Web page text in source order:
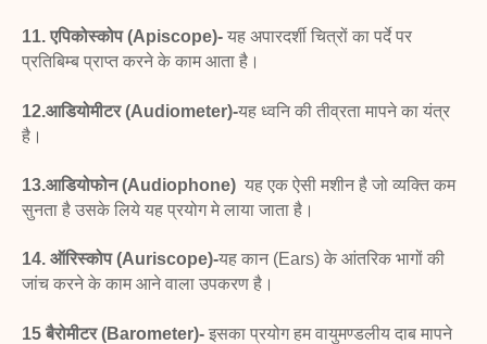
11. एपिकोस्कोप (Apiscope)- यह अपारदर्शी चित्रों का पर्दे पर
प्रतिबिम्ब प्राप्त करने के काम आता है।
12.आडियोमीटर (Audiometer)-यह ध्वनि की तीव्रता मापने का यंत्र
है।
13.आडियोफोन (Audiophone) यह एक ऐसी मशीन है जो व्यक्ति कम
सुनता है उसके लिये यह प्रयोग मे लाया जाता है।
14. ऑरिस्कोप (Auriscope)-यह कान (Ears) के आंतरिक भागों की
जांच करने के काम आने वाला उपकरण है।
15 बैरोमीटर (Barometer)- इसका प्रयोग हम वायुमण्डलीय दाब मापने